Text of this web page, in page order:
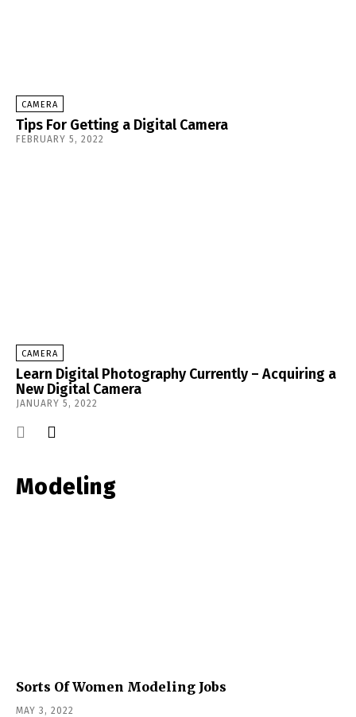
CAMERA
Tips For Getting a Digital Camera
FEBRUARY 5, 2022
CAMERA
Learn Digital Photography Currently – Acquiring a
New Digital Camera
JANUARY 5, 2022
Modeling
Sorts Of Women Modeling Jobs
MAY 3, 2022